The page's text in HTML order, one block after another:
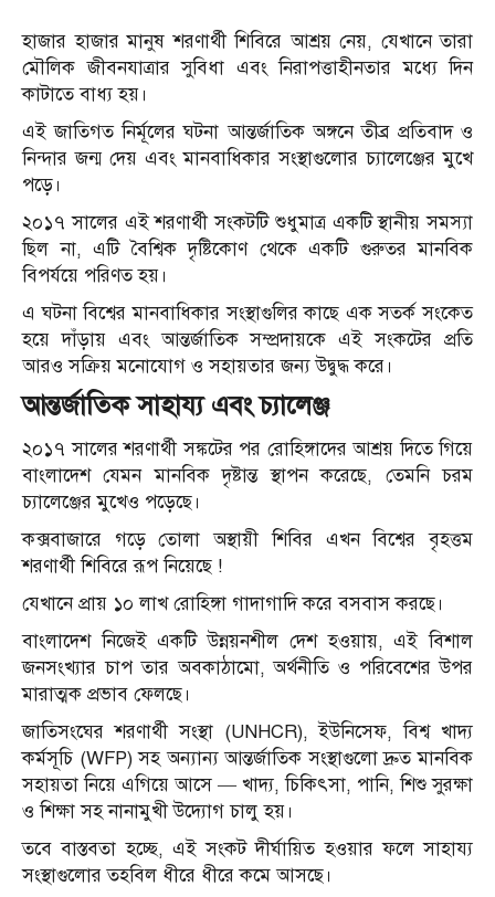
হাজার হাজার মানুষ শরণার্থী শিবিরে আশ্রয় নেয়, যেখানে তারা
মৌলিক জীবনযাত্রার সুবিধা এবং নিরাপত্তাহীনতার মধ্যে দিন
কাটাতে বাধ্য হয়।
এই জাতিগত নির্মূলের ঘটনা আন্তর্জাতিক অঙ্গনে তীব্র প্রতিবাদ ও
নিন্দার জন্ম দেয় এবং মানবাধিকার সংস্থাগুলোর চ্যালেঞ্জের মুখে
পড়ে।
২০১৭ সালের এই শরণার্থী সংকটটি শুধুমাত্র একটি স্থানীয় সমস্যা
ছিল না, এটি বৈশ্বিক দৃষ্টিকোণ থেকে একটি গুরুতর মানবিক
বিপর্যয়ে পরিণত হয়।
এ ঘটনা বিশ্বের মানবাধিকার সংস্থাগুলির কাছে এক সতর্ক সংকেত
হয়ে দাঁড়ায় এবং আন্তর্জাতিক সম্প্রদায়কে এই সংকটের প্রতি
আরও সক্রিয় মনোযোগ ও সহায়তার জন্য উদ্বুদ্ধ করে।
আন্তর্জাতিক সাহায্য এবং চ্যালেঞ্জ
২০১৭ সালের শরণার্থী সঙ্কটের পর রোহিঙ্গাদের আশ্রয় দিতে গিয়ে
বাংলাদেশ যেমন মানবিক দৃষ্টান্ত স্থাপন করেছে, তেমনি চরম
চ্যালেঞ্জের মুখেও পড়েছে।
কক্সবাজারে গড়ে তোলা অস্থায়ী শিবির এখন বিশ্বের বৃহত্তম
শরণার্থী শিবিরে রূপ নিয়েছে !
যেখানে প্রায় ১০ লাখ রোহিঙ্গা গাদাগাদি করে বসবাস করছে।
বাংলাদেশ নিজেই একটি উন্নয়নশীল দেশ হওয়ায়, এই বিশাল
জনসংখ্যার চাপ তার অবকাঠামো, অর্থনীতি ও পরিবেশের উপর
মারাত্মক প্রভাব ফেলছে।
জাতিসংঘের শরণার্থী সংস্থা (UNHCR), ইউনিসেফ, বিশ্ব খাদ্য
কর্মসূচি (WFP) সহ অন্যান্য আন্তর্জাতিক সংস্থাগুলো দ্রুত মানবিক
সহায়তা নিয়ে এগিয়ে আসে — খাদ্য, চিকিৎসা, পানি, শিশু সুরক্ষা
ও শিক্ষা সহ নানামুখী উদ্যোগ চালু হয়।
তবে বাস্তবতা হচ্ছে, এই সংকট দীর্ঘায়িত হওয়ার ফলে সাহায্য
সংস্থাগুলোর তহবিল ধীরে ধীরে কমে আসছে।